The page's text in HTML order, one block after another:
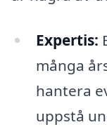
Expertis:
många
hantera
uppstå